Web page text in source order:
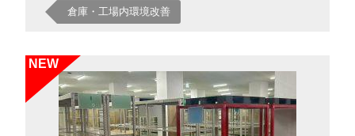
倉庫・工場内環境改善
NEW